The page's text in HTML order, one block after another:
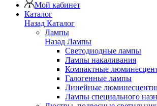
Мой кабинет
Каталог
Назад Каталог
Лампы
Назад Лампы
Светодиодные лампы
Лампы накаливания
Компактные
Галогенные лампы
Линейные
Лампы специального